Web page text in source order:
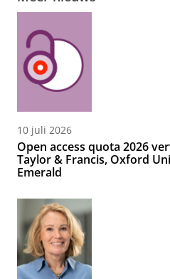
10 juli 2026
Open access quota 2026
Taylor & Francis, Oxford
Emerald